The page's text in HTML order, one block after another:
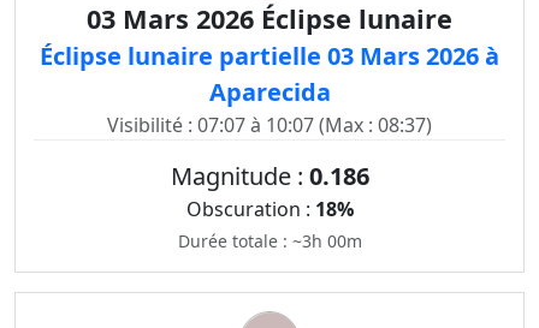
03 Mars 2026 Éclipse lunaire
Éclipse lunaire partielle 03 Mars 2026 à
Aparecida
Visibilité : 07:07 à 10:07 (Max : 08:37)
Magnitude : 0.186
Obscuration : 18%
Durée totale : ~3h 00m